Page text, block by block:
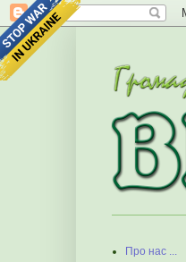
Про нас ...